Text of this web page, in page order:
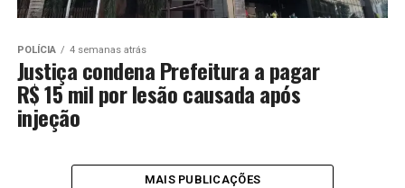
POLÍCIA 4 semanas atrás
Justiça condena Prefeitura a pagar
R$ 15 mil por lesão causada após
injeção
MAIS PUBLICAÇÕES